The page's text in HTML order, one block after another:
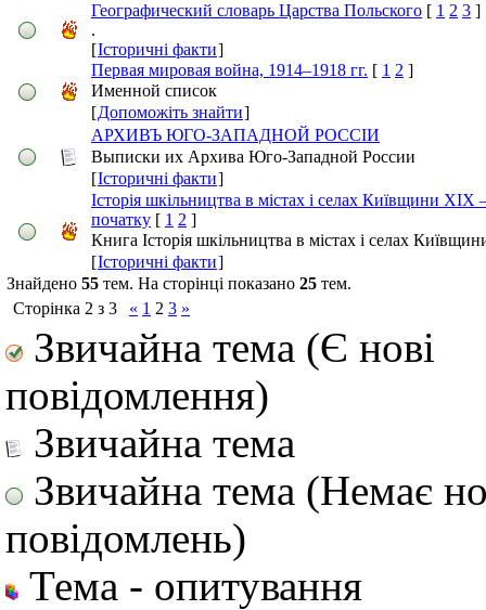
Географический словарь Царства Польского [ 1 2 3 ]
.
[Історичні факти]
Первая мировая война, 1914–1918 гг. [ 1 2 ]
Именной список
[Допоможіть знайти]
АРХИВЪ ЮГО-ЗАПАДНОЙ РОССIИ
Выписки их Архива Юго-Западной России
[Історичні факти]
Історія шкільництва в містах і селах Київщини XIX
початку [ 1 2 ]
Книга Історія шкільництва в містах і селах
[Історичні факти]
Знайдено 55 тем. На сторінці показано 25 тем.
Сторінка 2 з 3 « 1 2 3 »
Звичайна тема (Є нові
повідомлення)
Звичайна тема
Звичайна тема (Немає
повідомлень)
Тема - опитування